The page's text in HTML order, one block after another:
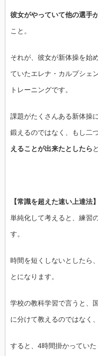
彼女がやっていて他の選手
こと。
それが、彼女が新体操を始
ていたエレナ・カルプシェ
トレーニングです。
課題がたくさんある新体操
鍛えるのではなく、もし二
えることが出来たとしたら
【常識を超えた速い上達法】
単純化して考えると、練習
す。
時間を短くしないとしたら
とになります。
学校の教科学習で言うと、
に分けて教えるのではなく
すると、4時間掛かってい